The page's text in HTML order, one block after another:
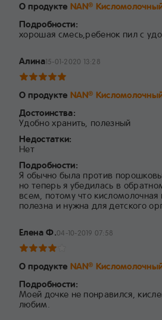
О продукте NAN®
Подробности:
хорошая смесь,ребенок пил с
Алина15-01-2020 13:28
О продукте NAN®
Достоинства:
Удобно хранить, полезный
Недостатки:
Нет
Подробности:
Я обычно была против
но теперь я убедилась в
всем, потому что кисломолочная
полезна и нужна для детского
Елена Ф.04-10-2019 07:58
О продукте NAN®
Подробности:
Моей дочке не понравился,
любим.